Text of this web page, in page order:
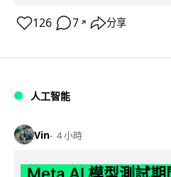
126 7 ↗ 分享
人工智能
Vin 4 小時